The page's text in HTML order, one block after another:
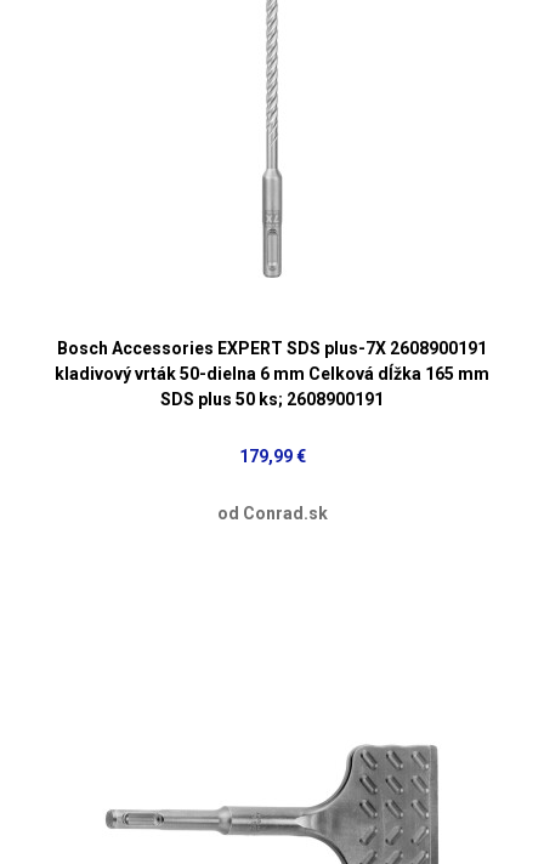
Bosch Accessories EXPERT SDS plus-7X 2608900191
kladivový vrták 50-dielna 6 mm Celková dĺžka 165 mm
SDS plus 50 ks; 2608900191
179,99 €
od Conrad.sk